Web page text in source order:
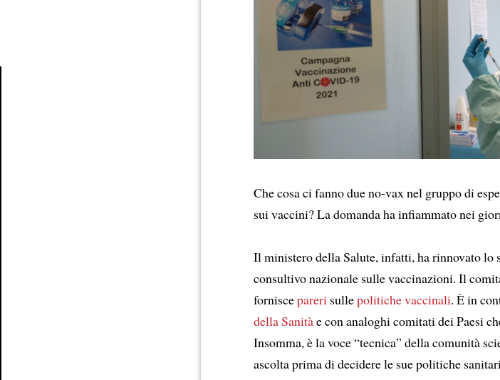
Che cosa ci fanno due no-vax nel gruppo di
sui vaccini? La domanda ha infiammato nei
Il ministero della Salute, infatti, ha rinnovato lo
consultivo nazionale sulle vaccinazioni. Il
forniscepareri sullepolitiche vaccinali. È in
della Sanitàe con analoghi comitati dei Paesi
Insomma, è la voce “tecnica” della comunità
ascolta prima di decidere le sue politiche